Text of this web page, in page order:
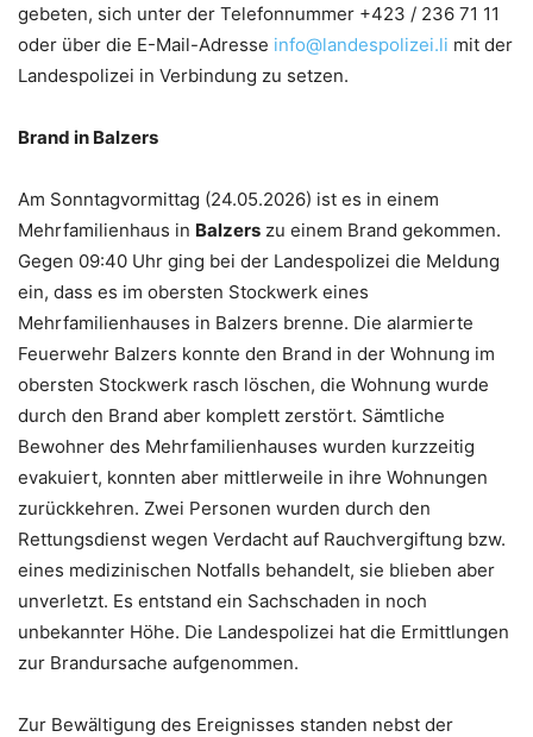
gebeten, sich unter der Telefonnummer +423 / 236 71 11
oder über die E-Mail-Adresse info@landespolizei.li mit der
Landespolizei in Verbindung zu setzen.
Brand in Balzers
Am Sonntagvormittag (24.05.2026) ist es in einem
Mehrfamilienhaus in Balzers zu einem Brand gekommen.
Gegen 09:40 Uhr ging bei der Landespolizei die Meldung
ein, dass es im obersten Stockwerk eines
Mehrfamilienhauses in Balzers brenne. Die alarmierte
Feuerwehr Balzers konnte den Brand in der Wohnung im
obersten Stockwerk rasch löschen, die Wohnung wurde
durch den Brand aber komplett zerstört. Sämtliche
Bewohner des Mehrfamilienhauses wurden kurzzeitig
evakuiert, konnten aber mittlerweile in ihre Wohnungen
zurückkehren. Zwei Personen wurden durch den
Rettungsdienst wegen Verdacht auf Rauchvergiftung bzw.
eines medizinischen Notfalls behandelt, sie blieben aber
unverletzt. Es entstand ein Sachschaden in noch
unbekannter Höhe. Die Landespolizei hat die Ermittlungen
zur Brandursache aufgenommen.
Zur Bewältigung des Ereignisses standen nebst der